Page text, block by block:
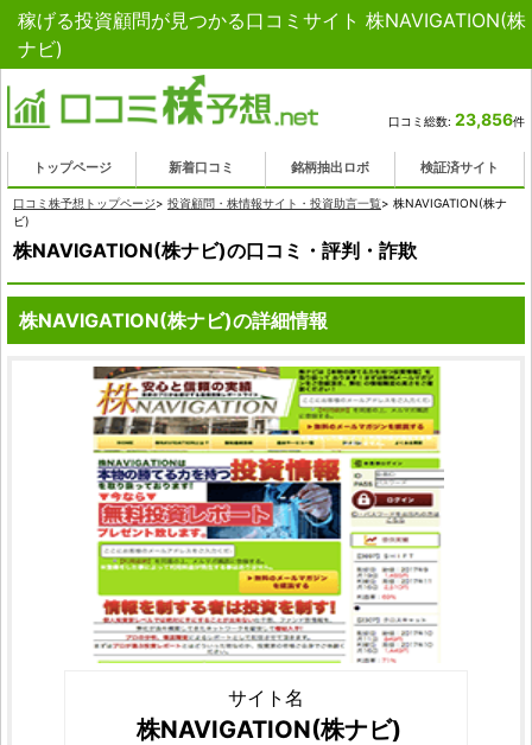
稼げる投資顧問が見つかる口コミサイト 株NAVIGATION(株
ナビ)
口コミ総数: 23,856件
トップページ 新着口コミ 銘柄抽出ロボ 検証済サイト
口コミ株予想トップページ> 投資顧問・株情報サイト・投資助言一覧> 株NAVIGATION(株ナ
ビ)
株NAVIGATION(株ナビ)の口コミ・評判・詐欺
株NAVIGATION(株ナビ)の詳細情報
サイト名
株NAVIGATION(株ナビ)